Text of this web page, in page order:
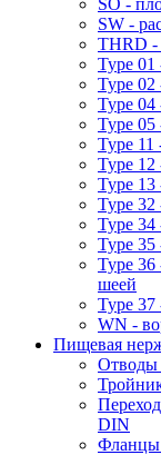
SO -
SW -
THRD -
Type 01
Type 02
Type 04
Type 05
Type 11
Type 12
Type 13
Type 32
Type 34
Type 35
Type 36
шеей
Type 37
WN -
Пищевая
Отводы
DIN